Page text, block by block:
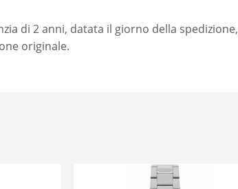
di 2 anni, datata il giorno della spedizione,
originale.